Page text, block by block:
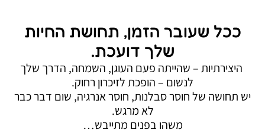
ככל שעובר הזמן, תחושת החיות
שלך דועכת.
היצירתיות – שהייתה פעם העוגן, השמחה, הדרך שלך
לנשום – הופכת לזיכרון רחוק.
יש תחושה של חוסר סבלנות, חוסר אנרגיה, שום דבר כבר
לא מרגש.
משהו בפנים מתייבש…